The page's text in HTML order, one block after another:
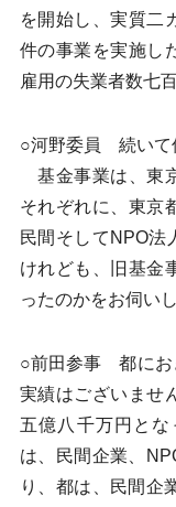
を開始し、実質二
件の事業を実施し
雇用の失業者数七
○河野委員 続いて
基金事業は、東
それぞれに、東京
民間そしてNPO法
けれども、旧基金
ったのかをお伺い
○前田参事 都にお
実績はございませ
五億八千万円と
は、民間企業、
り、都は、民間企